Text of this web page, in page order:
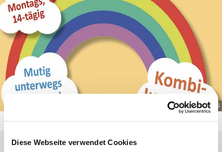
Diese Webseite verwendet Cookies
© Ev. Kirchengemeinde DBG